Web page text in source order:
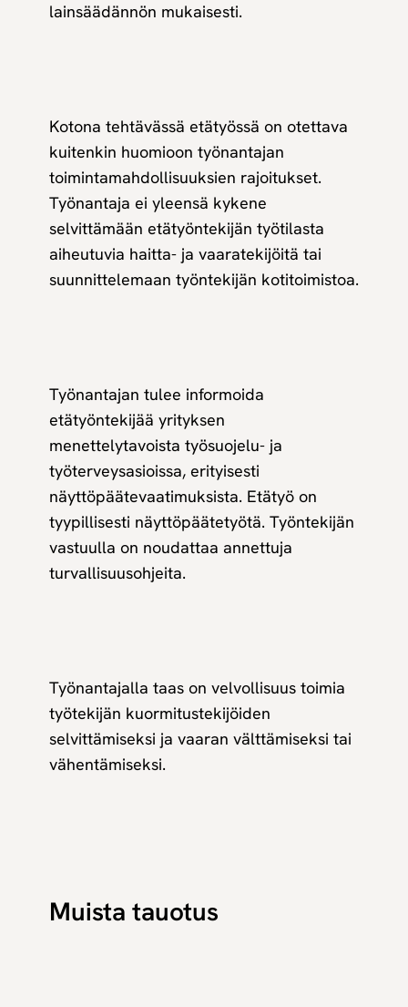
lainsäädännön mukaisesti.
Kotona tehtävässä etätyössä on otettava
kuitenkin huomioon työnantajan
toimintamahdollisuuksien rajoitukset.
Työnantaja ei yleensä kykene
selvittämään etätyöntekijän työtilasta
aiheutuvia haitta- ja vaaratekijöitä tai
suunnittelemaan työntekijän kotitoimistoa.
Työnantajan tulee informoida
etätyöntekijää yrityksen
menettelytavoista työsuojelu- ja
työterveysasioissa, erityisesti
näyttöpäätevaatimuksista. Etätyö on
tyypillisesti näyttöpäätetyötä. Työntekijän
vastuulla on noudattaa annettuja
turvallisuusohjeita.
Työnantajalla taas on velvollisuus toimia
työtekijän kuormitustekijöiden
selvittämiseksi ja vaaran välttämiseksi tai
vähentämiseksi.
Muista tauotus